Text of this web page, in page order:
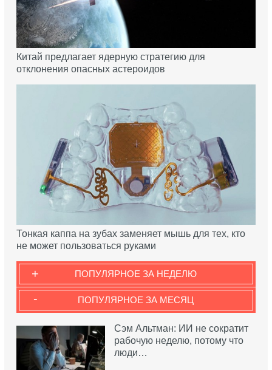
Китай предлагает ядерную стратегию для
отклонения опасных астероидов
Тонкая каппа на зубах заменяет мышь для тех, кто
не может пользоваться руками
ПОПУЛЯРНОЕ ЗА НЕДЕЛЮ
+
ПОПУЛЯРНОЕ ЗА МЕСЯЦ
-
Сэм Альтман: ИИ не сократит
рабочую неделю, потому что
люди…